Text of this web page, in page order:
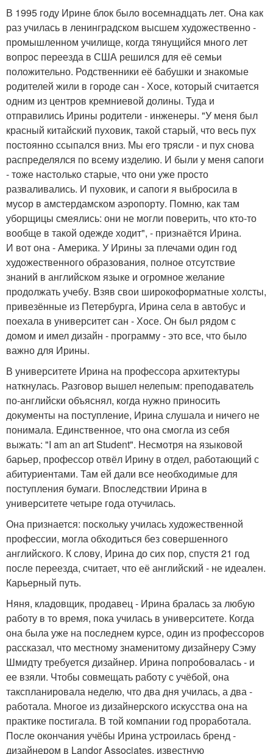
В 1995 году Ирине блок было восемнадцать лет. Она как
раз училась в ленинградском высшем художественно -
промышленном училище, когда тянущийся много лет
вопрос переезда в США решился для её семьи
положительно. Родственники её бабушки и знакомые
родителей жили в городе сан - Хосе, который считается
одним из центров кремниевой долины. Туда и
отправились Ирины родители - инженеры. "У меня был
красный китайский пуховик, такой старый, что весь пух
постоянно ссыпался вниз. Мы его трясли - и пух снова
распределялся по всему изделию. И были у меня сапоги
- тоже настолько старые, что они уже просто
разваливались. И пуховик, и сапоги я выбросила в
мусор в амстердамском аэропорту. Помню, как там
уборщицы смеялись: они не могли поверить, что кто-то
вообще в такой одежде ходит", - признаётся Ирина.
И вот она - Америка. У Ирины за плечами один год
художественного образования, полное отсутствие
знаний в английском языке и огромное желание
продолжать учебу. Взяв свои широкоформатные холсты,
привезённые из Петербурга, Ирина села в автобус и
поехала в университет сан - Хосе. Он был рядом с
домом и имел дизайн - программу - это все, что было
важно для Ирины.
В университете Ирина на профессора архитектуры
наткнулась. Разговор вышел нелепым: преподаватель
по-английски объяснял, когда нужно приносить
документы на поступление, Ирина слушала и ничего не
понимала. Единственное, что она смогла из себя
выжать: "I am an art Student". Несмотря на языковой
барьер, профессор отвёл Ирину в отдел, работающий с
абитуриентами. Там ей дали все необходимые для
поступления бумаги. Впоследствии Ирина в
университете четыре года отучилась.
Она признается: поскольку училась художественной
профессии, могла обходиться без совершенного
английского. К слову, Ирина до сих пор, спустя 21 год
после переезда, считает, что её английский - не идеален.
Карьерный путь.
Няня, кладовщик, продавец - Ирина бралась за любую
работу в то время, пока училась в университете. Когда
она была уже на последнем курсе, один из профессоров
рассказал, что местному знаменитому дизайнеру Сэму
Шмидту требуется дизайнер. Ирина попробовалась - и
ее взяли. Чтобы совмещать работу с учёбой, она
такспланировала неделю, что два дня училась, а два -
работала. Многое из дизайнерского искусства она на
практике постигала. В той компании год проработала.
После окончания учёбы Ирина устроилась бренд -
дизайнером в Landor Associates, известную